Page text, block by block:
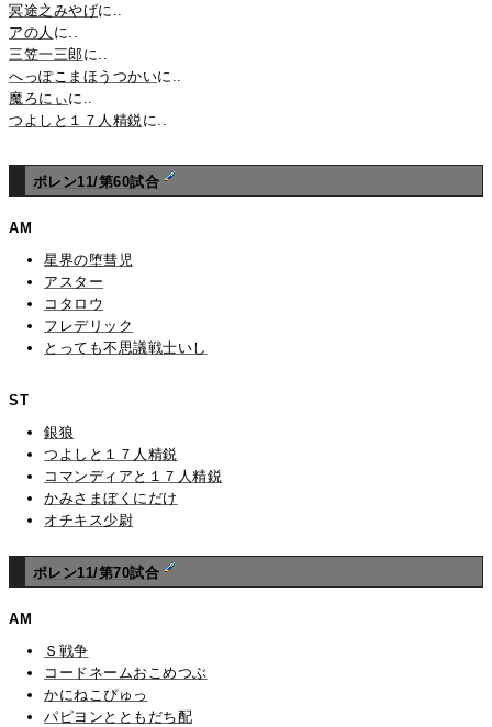
冥途之みやげに..
アの人 に..
三笠一三郎に..
へっぽこまほうつかいに..
魔ろにぃに..
つよしと１７人精鋭に..
ポレン11/第60試合
AM
星界の堕彗児
アスター
コタロウ
フレデリック
とっても不思議戦士いし
ST
銀狼
つよしと１７人精鋭
コマンディアと１７人精鋭
かみさまぼくにだけ
オチキス少尉
ポレン11/第70試合
AM
Ｓ戦争
コードネームおこめつぶ
かにねこぴゅっ
パピヨンとともだち配